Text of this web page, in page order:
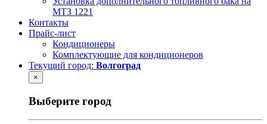
МТЗ 1221
Контакты
Прайс-лист
Кондиционеры
Комплектующие для кондиционеров
Текущий город: Волгоград
×
Выберите город